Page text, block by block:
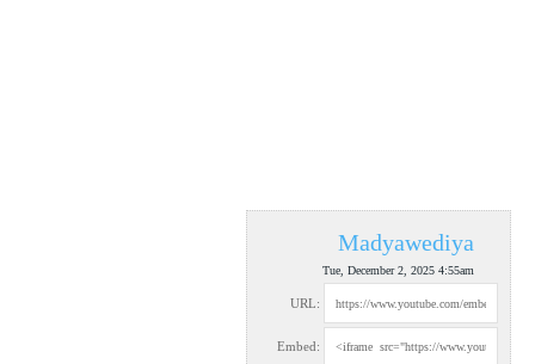
Madyawediya
Tue, December 2, 2025 4:55am
URL:
Embed: